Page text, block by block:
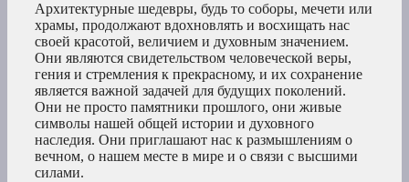
Архитектурные шедевры, будь то соборы, мечети или
храмы, продолжают вдохновлять и восхищать нас
своей красотой, величием и духовным значением.
Они являются свидетельством человеческой веры,
гения и стремления к прекрасному, и их сохранение
является важной задачей для будущих поколений.
Они не просто памятники прошлого, они живые
символы нашей общей истории и духовного
наследия. Они приглашают нас к размышлениям о
вечном, о нашем месте в мире и о связи с высшими
силами.